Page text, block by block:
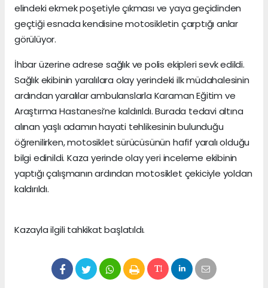
elindeki ekmek poşetiyle çıkması ve yaya geçidinden
geçtiği esnada kendisine motosikletin çarptığı anlar
görülüyor.
İhbar üzerine adrese sağlık ve polis ekipleri sevk edildi.
Sağlık ekibinin yaralılara olay yerindeki ilk müdahalesinin
ardından yaralılar ambulanslarla Karaman Eğitim ve
Araştırma Hastanesi’ne kaldırıldı. Burada tedavi altına
alınan yaşlı adamın hayati tehlikesinin bulunduğu
öğrenilirken, motosiklet sürücüsünün hafif yaralı olduğu
bilgi edinildi. Kaza yerinde olay yeri inceleme ekibinin
yaptığı çalışmanın ardından motosiklet çekiciyle yoldan
kaldırıldı.
Kazayla ilgili tahkikat başlatıldı.